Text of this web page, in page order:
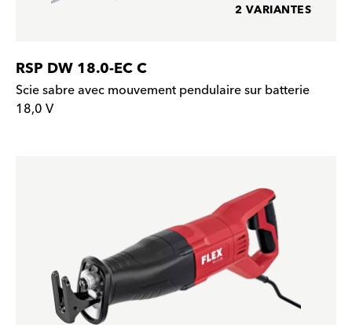
2 VARIANTES
RSP DW 18.0-EC C
Scie sabre avec mouvement pendulaire sur batterie
18,0 V